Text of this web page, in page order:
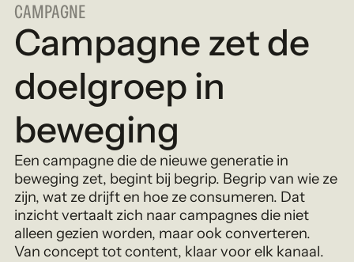
CAMPAGNE
Campagne zet de
doelgroep in
beweging
Een campagne die de nieuwe generatie in
beweging zet, begint bij begrip. Begrip van wie ze
zijn, wat ze drijft en hoe ze consumeren. Dat
inzicht vertaalt zich naar campagnes die niet
alleen gezien worden, maar ook converteren.
Van concept tot content, klaar voor elk kanaal.